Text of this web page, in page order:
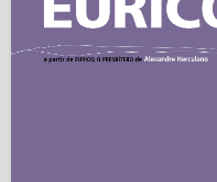
Carvalhal, Graça